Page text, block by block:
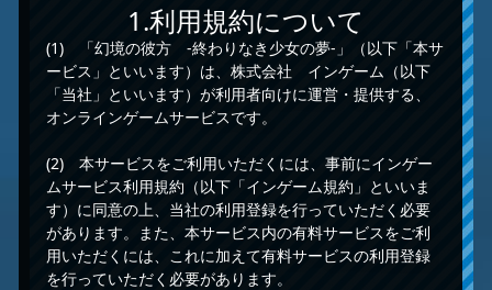
1.利用規約について
(1) 「幻境の彼方 -終わりなき少女の夢-」（以下「本サ
ービス」といいます）は、株式会社 インゲーム（以下
「当社」といいます）が利用者向けに運営・提供する、
オンラインゲームサービスです。
(2) 本サービスをご利用いただくには、事前にインゲー
ムサービス利用規約（以下「インゲーム規約」といいま
す）に同意の上、当社の利用登録を行っていただく必要
があります。また、本サービス内の有料サービスをご利
用いただくには、これに加えて有料サービスの利用登録
を行っていただく必要があります。